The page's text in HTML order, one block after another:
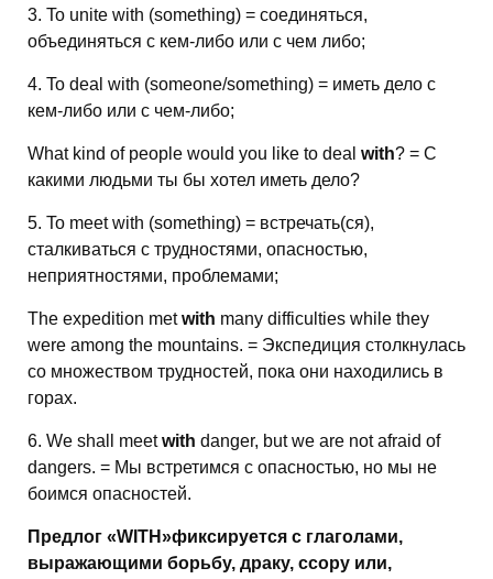
3. To unite with (something) = соединяться,
объединяться с кем-либо или с чем либо;
4. To deal with (someone/something) = иметь дело с
кем-либо или с чем-либо;
What kind of people would you like to deal with? = С
какими людьми ты бы хотел иметь дело?
5. To meet with (something) = встречать(ся),
сталкиваться с трудностями, опасностью,
неприятностями, проблемами;
The expedition metwith many difficulties while they
were among the mountains. = Экспедиция столкнулась
со множеством трудностей, пока они находились в
горах.
6. We shall meetwith danger, but we are not afraid of
dangers. = Мы встретимся с опасностью, но мы не
боимся опасностей.
Предлог «WITH»фиксируется с глаголами,
выражающими борьбу, драку, ссору или,